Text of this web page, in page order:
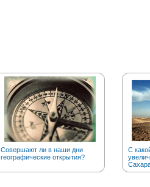
Совершают ли в наши дни
географические открытия?
С